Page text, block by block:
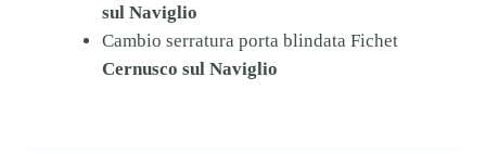
sul Naviglio
Cambio serratura porta blindata Fichet
Cernusco sul Naviglio